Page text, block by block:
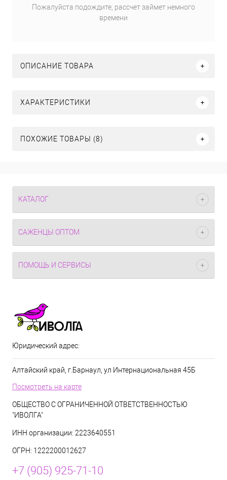
Пожалуйста подождите, рассчет займет немного
времени
ОПИСАНИЕ ТОВАРА
ХАРАКТЕРИСТИКИ
ПОХОЖИЕ ТОВАРЫ (8)
КАТАЛОГ
САЖЕНЦЫ ОПТОМ
ПОМОЩЬ И СЕРВИСЫ
Юридический адрес:
Алтайский край, г.Барнаул, ул Интернациональная 45Б
Посмотреть на карте
ОБЩЕСТВО С ОГРАНИЧЕННОЙ ОТВЕТСТВЕННОСТЬЮ
"ИВОЛГА"
ИНН организации: 2223640551
ОГРН: 1222200012627
+7 (905) 925-71-10